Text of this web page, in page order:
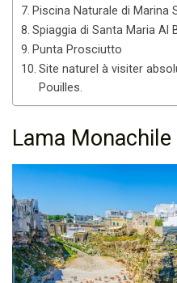
Piscina Naturale di Marina
Spiaggia di Santa Maria Al
Punta Prosciutto
Site naturel à visiter
Pouilles.
Lama